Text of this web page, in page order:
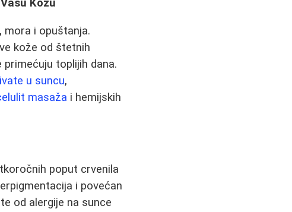
Kožu
mora i opuštanja.
kože od štetnih
toplijih dana.
u suncu,
masaža i hemijskih
poput crvenila
i povećan
od alergije na sunce